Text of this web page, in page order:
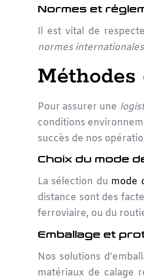
Normes et
Il est vital de
normes
Méthodes
Pour assurer une
conditions
succès de nos
Choix du mode
La sélection du mode
distance sont des
ferroviaire, ou du
Emballage et
Nos solutions
matériaux de calage